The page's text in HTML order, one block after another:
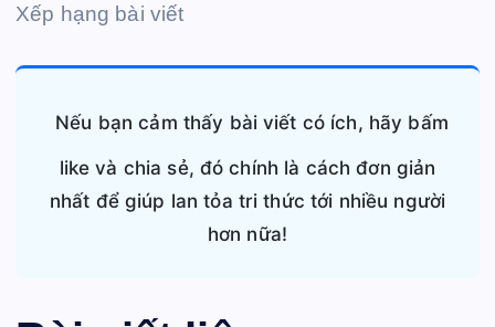
Xếp hạng bài viết
Nếu bạn cảm thấy bài viết có ích, hãy bấm
like và chia sẻ, đó chính là cách đơn giản
nhất để giúp lan tỏa tri thức tới nhiều người
hơn nữa!